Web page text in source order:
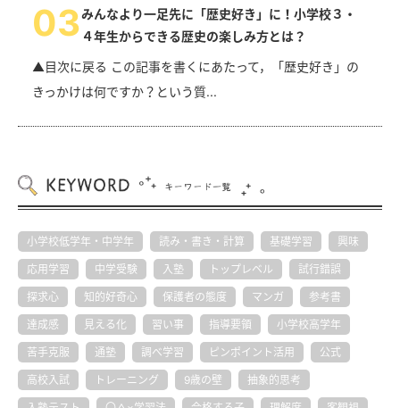
03みんなより一足先に「歴史好き」に！小学校３・
４年生からできる歴史の楽しみ方とは？
▲目次に戻る この記事を書くにあたって，「歴史好き」の
きっかけは何ですか？という質...
小学校低学年・中学年 読み・書き・計算 基礎学習 興味
応用学習 中学受験 入塾 トップレベル 試行錯誤
探求心 知的好奇心 保護者の態度 マンガ 参考書
達成感 見える化 習い事 指導要領 小学校高学年
苦手克服 通塾 調べ学習 ピンポイント活用 公式
高校入試 トレーニング 9歳の壁 抽象的思考